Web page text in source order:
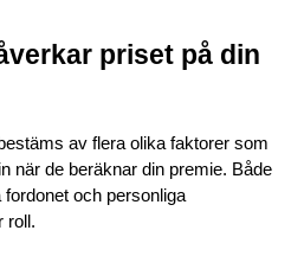
priset på din
av flera olika faktorer som
när de beräknar din premie. Både
och personliga
roll.